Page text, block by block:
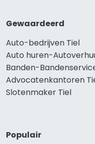
Gewaardeerd
Auto-bedrijven Tiel
Auto huren-
Banden-
Advocatenkantoren
Slotenmaker Tiel
Populair